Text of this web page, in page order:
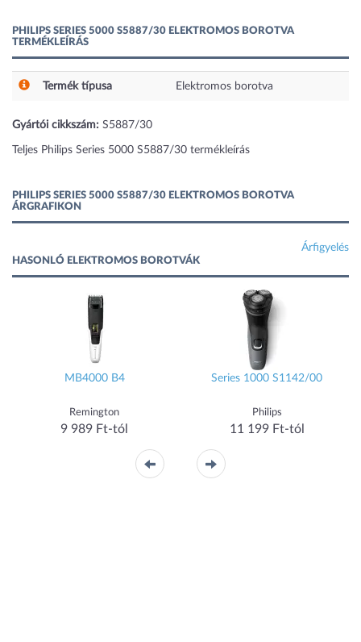
PHILIPS SERIES 5000 S5887/30 ELEKTROMOS BOROTVA
TERMÉKLEÍRÁS
Termék típusa Elektromos borotva
Gyártói cikkszám: S5887/30
Teljes Philips Series 5000 S5887/30 termékleírás
PHILIPS SERIES 5000 S5887/30 ELEKTROMOS BOROTVA
ÁRGRAFIKON
Árfigyelés
HASONLÓ ELEKTROMOS BOROTVÁK
MB4000 B4
Remington
9 989 Ft-tól
Series 1000 S1142/00
Philips
11 199 Ft-tól